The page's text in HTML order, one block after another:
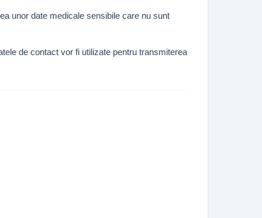
unor date medicale sensibile care nu sunt
de contact vor fi utilizate pentru transmiterea